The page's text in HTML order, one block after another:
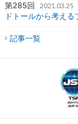
第285回 2021.03.25
ドトールから考え
記事一覧